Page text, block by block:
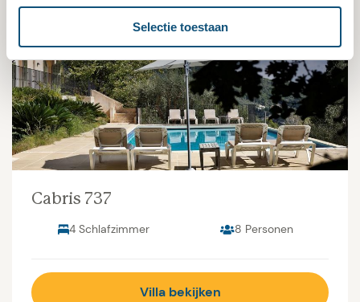
Selectie toestaan
Cabris 737
4 Schlafzimmer 8 Personen
Villa bekijken